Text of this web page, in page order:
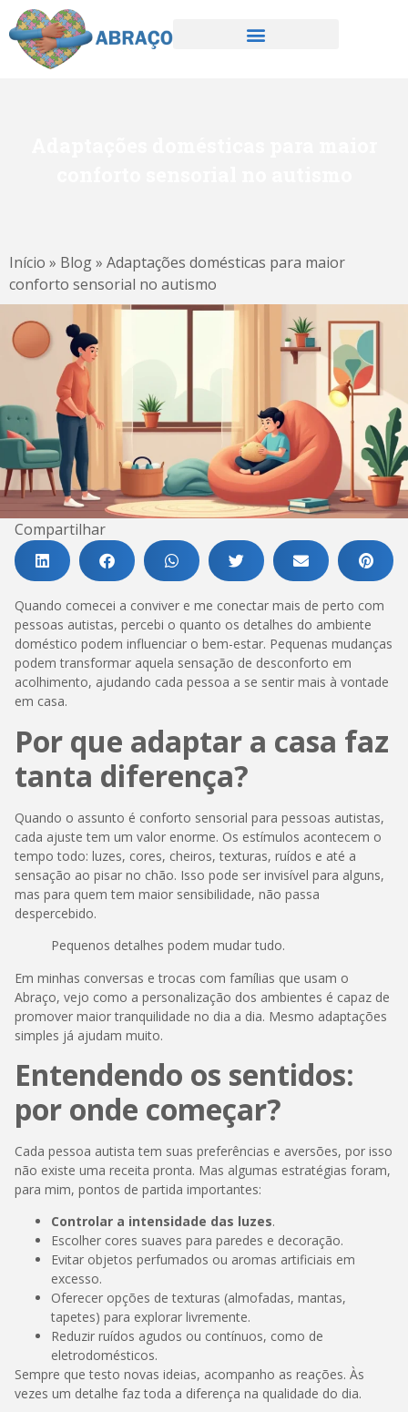
Início » Blog» Adaptações domésticas para maior
conforto sensorial no autismo
Compartilhar
Quando comecei a conviver e me conectar mais de perto com
pessoas autistas, percebi o quanto os detalhes do ambiente
doméstico podem influenciar o bem-estar. Pequenas mudanças
podem transformar aquela sensação de desconforto em
acolhimento, ajudando cada pessoa a se sentir mais à vontade
em casa.
Por que adaptar a casa faz
tanta diferença?
Quando o assunto é conforto sensorial para pessoas autistas,
cada ajuste tem um valor enorme. Os estímulos acontecem o
tempo todo: luzes, cores, cheiros, texturas, ruídos e até a
sensação ao pisar no chão. Isso pode ser invisível para alguns,
mas para quem tem maior sensibilidade, não passa
despercebido.
Pequenos detalhes podem mudar tudo.
Em minhas conversas e trocas com famílias que usam o
Abraço, vejo como a personalização dos ambientes é capaz de
promover maior tranquilidade no dia a dia. Mesmo adaptações
simples já ajudam muito.
Entendendo os sentidos:
por onde começar?
Cada pessoa autista tem suas preferências e aversões, por isso
não existe uma receita pronta. Mas algumas estratégias foram,
para mim, pontos de partida importantes:
Controlar a intensidade das luzes.
Escolher cores suaves para paredes e decoração.
Evitar objetos perfumados ou aromas artificiais em
excesso.
Oferecer opções de texturas (almofadas, mantas,
tapetes) para explorar livremente.
Reduzir ruídos agudos ou contínuos, como de
eletrodomésticos.
Sempre que testo novas ideias, acompanho as reações. Às
vezes um detalhe faz toda a diferença na qualidade do dia.